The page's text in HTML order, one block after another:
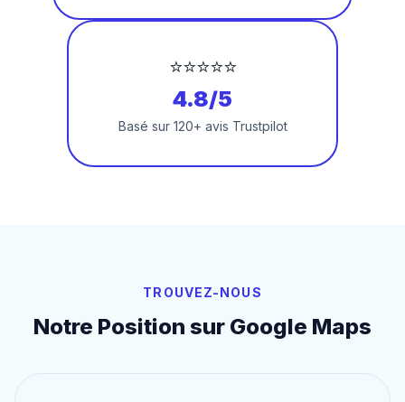
⭐⭐⭐⭐⭐
4.8/5
Basé sur 120+ avis Trustpilot
TROUVEZ-NOUS
Notre Position sur Google Maps